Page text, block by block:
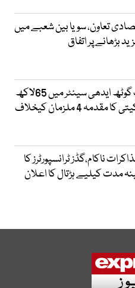
تعاون، سویا بین شعبے میں
بڑھانے پر اتفاق
کراچی: سہراب گوٹھ ایدھی سینٹر میں 65لاکھ
سے زائد کی ڈکیتی کا مقدمہ 4 ملزمان کیخلاف
ناکام،گڈز ٹرانسپورٹرز کا
مدت کیلیے ہڑتال کا اعلان